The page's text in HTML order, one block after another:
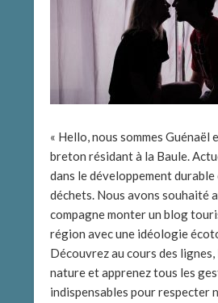
« Hello, nous sommes Guénaël
breton résidant à la Baule.
dans le développement
déchets. Nous avons souhaité
compagne monter un blog
région avec une idéologie
Découvrez au cours des lignes,
nature et apprenez tous les
indispensables pour respecter